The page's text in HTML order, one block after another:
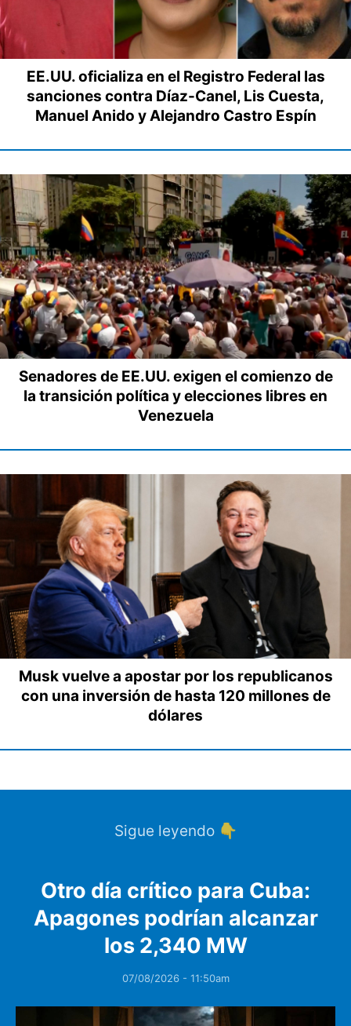
EE.UU. oficializa en el Registro Federal las
sanciones contra Díaz-Canel, Lis Cuesta,
Manuel Anido y Alejandro Castro Espín
Senadores de EE.UU. exigen el comienzo de
la transición política y elecciones libres en
Venezuela
Musk vuelve a apostar por los republicanos
con una inversión de hasta 120 millones de
dólares
Sigue leyendo 👇